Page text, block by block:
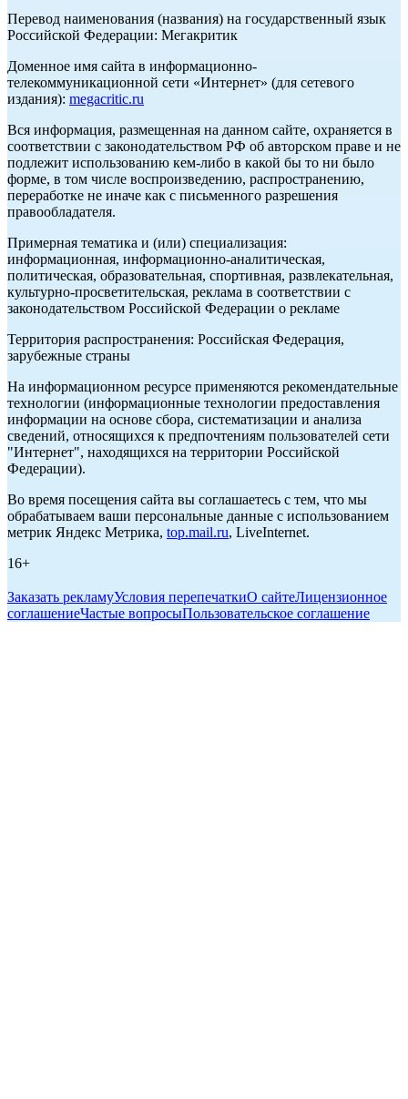
Перевод наименования (названия) на государственный язык
Российской Федерации: Мегакритик
Доменное имя сайта в информационно-
телекоммуникационной сети «Интернет» (для сетевого
издания): megacritic.ru
Вся информация, размещенная на данном сайте, охраняется в
соответствии с законодательством РФ об авторском праве и не
подлежит использованию кем-либо в какой бы то ни было
форме, в том числе воспроизведению, распространению,
переработке не иначе как с письменного разрешения
правообладателя.
Примерная тематика и (или) специализация:
информационная, информационно-аналитическая,
политическая, образовательная, спортивная, развлекательная,
культурно-просветительская, реклама в соответствии с
законодательством Российской Федерации о рекламе
Территория распространения: Российская Федерация,
зарубежные страны
На информационном ресурсе применяются рекомендательные
технологии (информационные технологии предоставления
информации на основе сбора, систематизации и анализа
сведений, относящихся к предпочтениям пользователей сети
"Интернет", находящихся на территории Российской
Федерации).
Во время посещения сайта вы соглашаетесь с тем, что мы
обрабатываем ваши персональные данные с использованием
метрик Яндекс Метрика, top.mail.ru, LiveInternet.
16+
Заказать рекламуУсловия перепечаткиО сайтеЛицензионное
соглашениеЧастые вопросыПользовательское соглашение